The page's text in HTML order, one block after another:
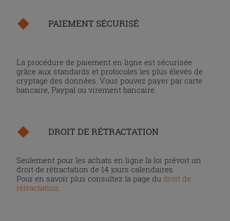
PAIEMENT SÉCURISÉ
La procédure de paiement en ligne est sécurisée
grâce aux standards et protocoles les plus élevés de
cryptage des données. Vous pouvez payer par carte
bancaire, Paypal ou virement bancaire.
DROIT DE RÉTRACTATION
Seulement pour les achats en ligne la loi prévoit un
droit de rétractation de 14 jours calendaires.
Pour en savoir plus consultez la page dudroit de
rétractation